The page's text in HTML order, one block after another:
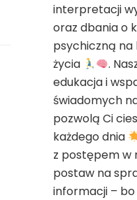
interpretacji
oraz dbania o
psychiczną
życia
.
edukacja i
świadomych
pozwolą Ci
każdego dnia
z postępem w
postaw na
informacji –